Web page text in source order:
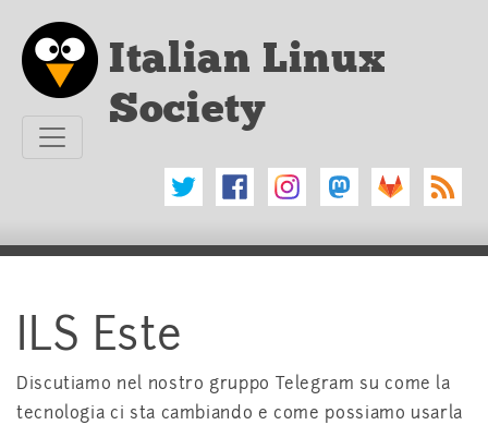
Italian Linux
Society
ILS Este
Discutiamo nel nostro gruppo Telegram su come la
tecnologia ci sta cambiando e come possiamo usarla